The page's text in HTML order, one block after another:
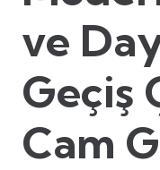
ve
Geçiş
Cam